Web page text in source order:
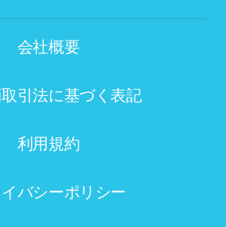
会社概要
引法に基づく表記
利用規約
バシーポリシー